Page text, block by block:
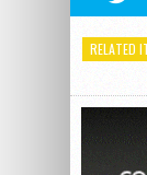
RELATED